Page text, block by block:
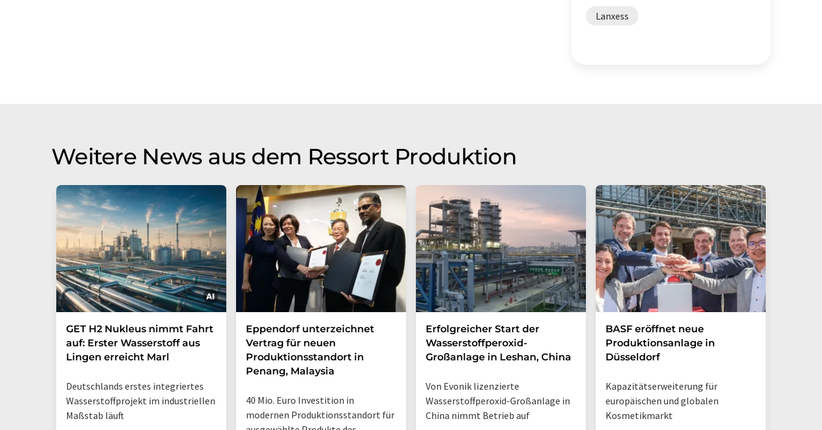
Lanxess
Weitere News aus dem Ressort Produktion
GET H2 Nukleus nimmt Fahrt
auf: Erster Wasserstoff aus
Lingen erreicht Marl
Deutschlands erstes integriertes
Wasserstoffprojekt im industriellen
Maßstab läuft
Eppendorf unterzeichnet
Vertrag für neuen
Produktionsstandort in
Penang, Malaysia
40 Mio. Euro Investition in
modernen Produktionsstandort für
Erfolgreicher Start der
Wasserstoffperoxid-
Großanlage in Leshan, China
Von Evonik lizenzierte
Wasserstoffperoxid-Großanlage in
China nimmt Betrieb auf
BASF eröffnet neue
Produktionsanlage in
Düsseldorf
Kapazitätserweiterung für
europäischen und globalen
Kosmetikmarkt